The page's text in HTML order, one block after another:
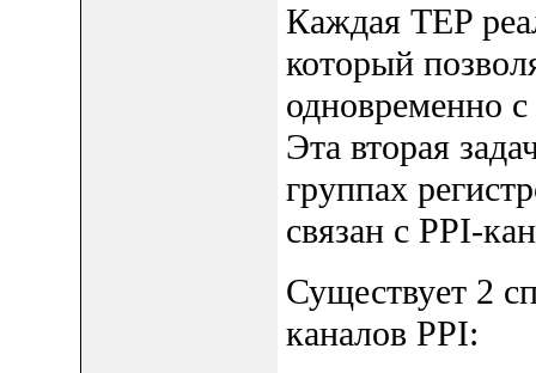
Каждая TEP
который
одновременно с
Эта вторая
группах
связан с PPI-
Существует 2
каналов PPI: